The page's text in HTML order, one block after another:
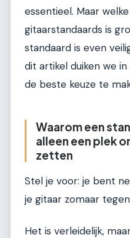
essentieel. Maar
gitaarstandaards is
standaard is even
dit artikel duiken we
de beste keuze te
Waarom een
alleen een plek
zetten
Stel je voor: je bent
je gitaar zomaar
Het is verleidelijk,